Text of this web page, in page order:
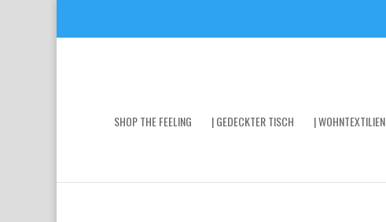
SHOP THE FEELING | GEDECKTER TISCH | WOHNTEXTILIEN